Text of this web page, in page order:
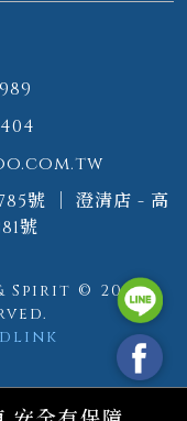
號 ｜ 澄清店 - 高
號
Spirit © 2026.